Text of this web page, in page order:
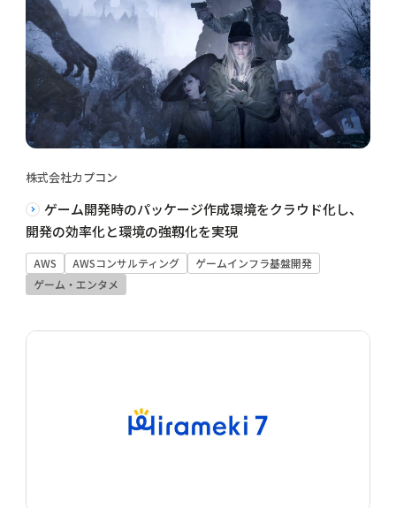
株式会社カプコン
ゲーム開発時のパッケージ作成環境をクラウド化し、
開発の効率化と環境の強靱化を実現
AWS AWSコンサルティング
ゲームインフラ基盤開発
ゲーム・エンタメ